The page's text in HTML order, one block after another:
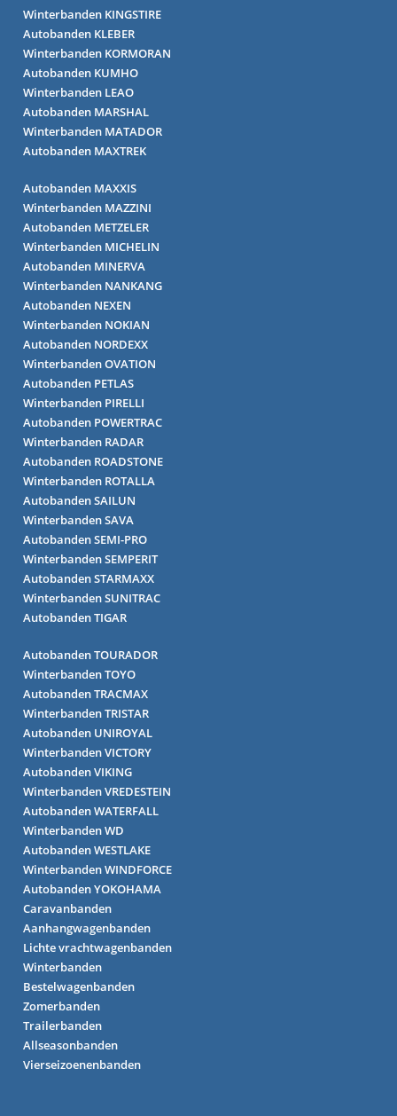
Winterbanden KINGSTIRE
Autobanden KLEBER
Winterbanden KORMORAN
Autobanden KUMHO
Winterbanden LEAO
Autobanden MARSHAL
Winterbanden MATADOR
Autobanden MAXTREK
Autobanden MAXXIS
Winterbanden MAZZINI
Autobanden METZELER
Winterbanden MICHELIN
Autobanden MINERVA
Winterbanden NANKANG
Autobanden NEXEN
Winterbanden NOKIAN
Autobanden NORDEXX
Winterbanden OVATION
Autobanden PETLAS
Winterbanden PIRELLI
Autobanden POWERTRAC
Winterbanden RADAR
Autobanden ROADSTONE
Winterbanden ROTALLA
Autobanden SAILUN
Winterbanden SAVA
Autobanden SEMI-PRO
Winterbanden SEMPERIT
Autobanden STARMAXX
Winterbanden SUNITRAC
Autobanden TIGAR
Autobanden TOURADOR
Winterbanden TOYO
Autobanden TRACMAX
Winterbanden TRISTAR
Autobanden UNIROYAL
Winterbanden VICTORY
Autobanden VIKING
Winterbanden VREDESTEIN
Autobanden WATERFALL
Winterbanden WD
Autobanden WESTLAKE
Winterbanden WINDFORCE
Autobanden YOKOHAMA
Caravanbanden
Aanhangwagenbanden
Lichte vrachtwagenbanden
Winterbanden
Bestelwagenbanden
Zomerbanden
Trailerbanden
Allseasonbanden
Vierseizoenenbanden